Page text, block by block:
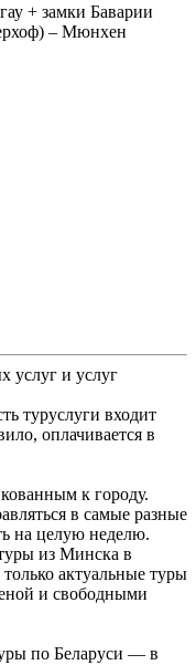
+ замки Баварии
– Мюнхен
услуг и услуг
туруслуги входит
оплачивается в
к городу.
в самые разные
на целую неделю.
из Минска в
актуальные туры
и свободными
по Беларуси — в